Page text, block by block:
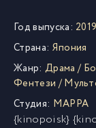
Год выпуска: 2019
Страна: Япония
Жанр: Драма /
Фентези /
Студия: MAPPA
{kinopoisk}